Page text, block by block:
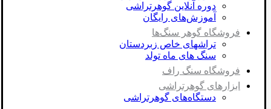
دوره آنلاین گوهرتراشی
آموزش‌های رایگان
فروشگاه گوهر سنگ‌ها
تراشهای خاص زبردستان
سنگ های ماه تولد
فروشگاه سنگ راف
ابزارهای گوهرتراشی
دستگاه‌های گوهرتراشی